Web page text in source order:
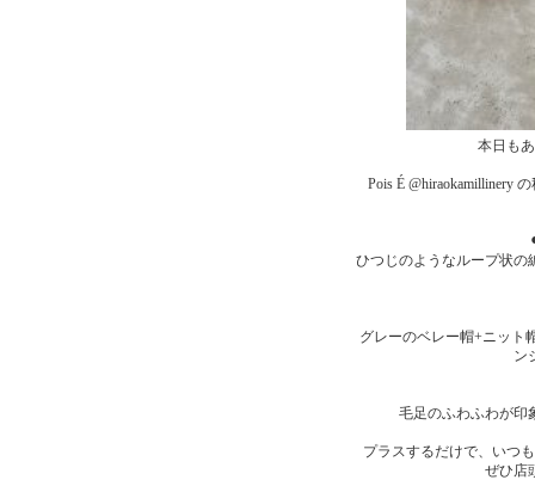
本日も
Pois É @hiraokamillinery
ひつじのようなループ状の
グレーのベレー帽+ニット
ン
毛足のふわふわが印
プラスするだけで、いつ
ぜひ店